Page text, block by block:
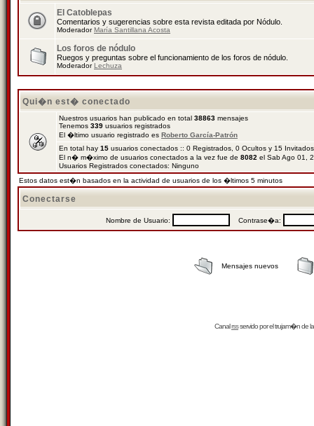
El Catoblepas
Comentarios y sugerencias sobre esta revista editada por Nódulo.
ModeradorMaría Santillana Acosta
Los foros de nódulo
Ruegos y preguntas sobre el funcionamiento de los foros de nódulo.
ModeradorLechuza
Qui�n est� conectado
Nuestros usuarios han publicado en total 38863 mensajes
Tenemos 339 usuarios registrados
El �ltimo usuario registrado es Roberto García-Patrón
En total hay 15 usuarios conectados :: 0 Registrados, 0 Ocultos y 15
El n� m�ximo de usuarios conectados a la vez fue de 8082 el Sab Ago 01,
Usuarios Registrados conectados: Ninguno
Estos datos est�n basados en la actividad de usuarios de los �ltimos 5 minutos
Conectarse
Nombre de Usuario: Contrase�a:
Mensajes nuevos
Canalrssservido por eltrujam�nde